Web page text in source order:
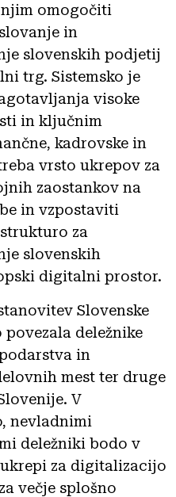
omogočiti
in
slovenskih podjetij
trg. Sistemsko je
visoke
in ključnim
kadrovske in
vrsto ukrepov za
zaostankov na
in vzpostaviti
za
slovenskih
digitalni prostor.
Slovenske
deležnike
in
mest ter druge
V
nevladnimi
deležniki bodo v
za digitalizacijo
večje splošno